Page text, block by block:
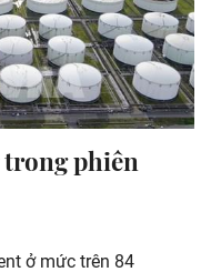
trong phiên
ở mức trên 84